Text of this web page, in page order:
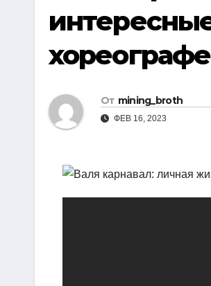
хореографе
От mining_broth
ФЕВ 16, 2023